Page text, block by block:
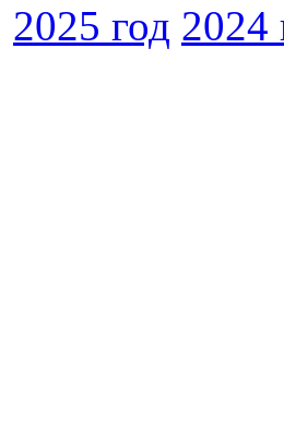
2025 год 2024